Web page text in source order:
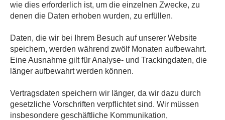
wie dies erforderlich ist, um die einzelnen Zwecke, zu
denen die Daten erhoben wurden, zu erfüllen.
Daten, die wir bei Ihrem Besuch auf unserer Website
speichern, werden während zwölf Monaten aufbewahrt.
Eine Ausnahme gilt für Analyse- und Trackingdaten, die
länger aufbewahrt werden können.
Vertragsdaten speichern wir länger, da wir dazu durch
gesetzliche Vorschriften verpflichtet sind. Wir müssen
insbesondere geschäftliche Kommunikation,